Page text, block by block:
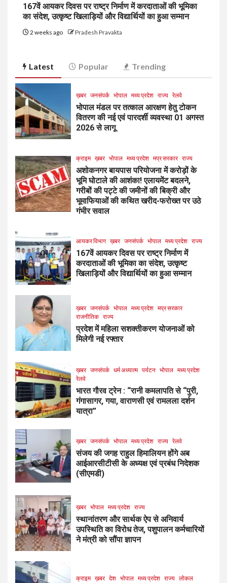
167वें आयकर दिवस पर राष्ट्र निर्माण में करदाताओं की भूमिका
का संदेश, उत्कृष्ट खिलाड़ियों और विद्यार्थियों का हुआ सम्मान
2 weeks ago Pradesh Pravakta
Latest Popular Trending
ख़बर जनसंपर्क भोपाल मध्य प्रदेश राज्य रेलवे
भोपाल मंडल पर तत्काल आरक्षण हेतु टोकन
वितरण की नई एवं पारदर्शी व्यवस्था 01 अगस्त
2026 से लागू
क्राइम ख़बर भोपाल मध्य प्रदेश मप्र सरकार राज्य
अशोकनगर बायपास परियोजना में करोड़ों के
भूमि घोटाले की आशंका! एलायमेंट बदलने,
गरीबों की पट्टे की जमीनों की बिक्री और
भूमाफियाओं की कथित खरीद-फरोख्त पर उठे
गंभीर सवाल
आयकर विभाग ख़बर जनसंपर्क भोपाल मध्य प्रदेश राज्य
167वें आयकर दिवस पर राष्ट्र निर्माण में
करदाताओं की भूमिका का संदेश, उत्कृष्ट
खिलाड़ियों और विद्यार्थियों का हुआ सम्मान
ख़बर जनसंपर्क भोपाल मध्य प्रदेश मप्र सरकार
राजनीतिक राज्य
प्रदेश में महिला सशक्तीकरण योजनाओं को
मिलेगी नई रफ्तार
ख़बर जनसंपर्क धर्म अध्यात्म पर्यटन भोपाल मध्य प्रदेश
रेलवे
भारत गौरव ट्रेन : “रानी कमलापति से “पुरी,
गंगासागर, गया, वाराणसी एवं रामलला दर्शन
यात्रा”
ख़बर जनसंपर्क भोपाल मध्य प्रदेश राज्य रेलवे
संजय की जगह राहुल हिमालियन होंगे अब
आईआरसीटीसी के अध्यक्ष एवं प्रबंध निदेशक
(सीएमडी)
ख़बर भोपाल मध्य प्रदेश राज्य
स्थानांतरण और सार्थक ऐप से अनिवार्य
उपस्थिति का विरोध तेज, पशुपालन कर्मचारियों
ने मंत्री को सौंपा ज्ञापन
क्राइम ख़बर देश भोपाल मध्य प्रदेश राज्य लोकल